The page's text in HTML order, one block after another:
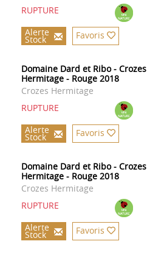
RUPTURE
Alerte
Stock Favoris
Domaine Dard et Ribo - Crozes
Hermitage - Rouge 2018
Crozes Hermitage
RUPTURE
Alerte
Stock Favoris
Domaine Dard et Ribo - Crozes
Hermitage - Rouge 2018
Crozes Hermitage
RUPTURE
Alerte
Stock Favoris